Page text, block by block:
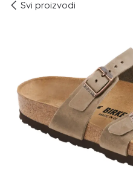
Svi proizvodi